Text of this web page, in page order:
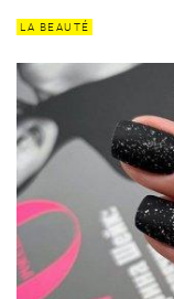
LA BEAUTÉ